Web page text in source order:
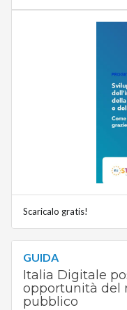
Scaricalo gratis!
GUIDA
Italia Digitale
opportunità del
pubblico